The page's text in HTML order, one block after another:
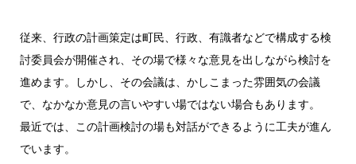
従来、行政の計画策定は町民、行政、有識者などで構成する検
討委員会が開催され、その場で様々な意見を出しながら検討を
進めます。しかし、その会議は、かしこまった雰囲気の会議
で、なかなか意見の言いやすい場ではない場合もあります。
最近では、この計画検討の場も対話ができるように工夫が進ん
でいます。